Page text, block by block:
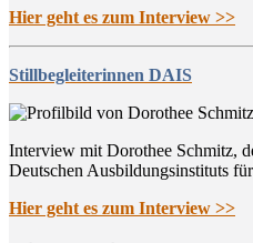
Hier geht es zum Interview >>
Stillbegleiterinnen DAIS
Interview mit Dorothee Schmitz,
Deutschen Ausbildungsinstituts
Hier geht es zum Interview >>